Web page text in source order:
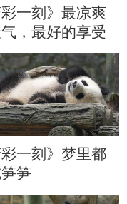
彩一刻》最凉爽
，最好的享受
彩一刻》梦里都
笋